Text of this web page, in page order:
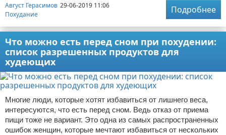
Август Герасимов 29-06-2019 11:06
Похудание
Подробнее
Что можно есть перед сном при похудении:
список разрешенных продуктов для
худеющих
Многие люди, которые хотят избавиться от лишнего веса,
интересуются, что есть перед сном. Ведь отказ от приема
пищи тоже не вариант. Это одна из самых распространенных
ошибок женщин, которые мечтают избавиться от нескольких